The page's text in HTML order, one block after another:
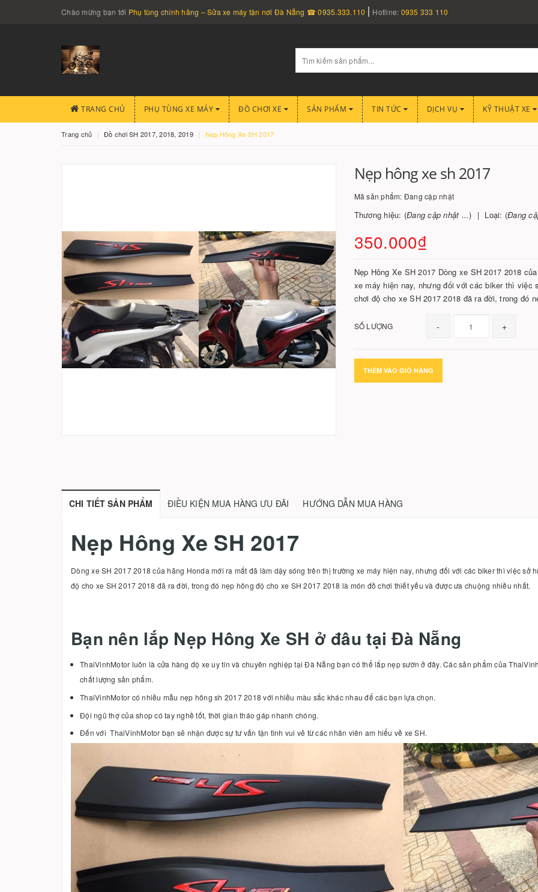
Chào mừng bạn tới Phụ tùng chính hãng – Sửa xe máy tận nơi Đà Nẵng ☎ 0935.333.110 Hotline: 0935 333 110
TRANG CHỦ PHỤ TÙNG XE MÁY ĐỒ CHƠI XE SẢN PHẨM TIN TỨC DỊCH VỤ KỸ THUẬT XE
Trang chủ Đồ chơi SH 2017, 2018, 2019 Nẹp Hông Xe SH 2017
Nẹp hông xe sh 2017
Mã sản phẩm: Đang cập nhật
Thương hiệu: (Đang cập nhật ...) Loại: (Đang
350.000₫
Nẹp Hông Xe SH 2017 Dòng xe SH 2017 2018
xe máy hiện nay, nhưng đối với các biker thì
chơi độ cho xe SH 2017 2018 đã ra đời, trong đó
SỐ LƯỢNG - +
THÊM VÀO GIỎ HÀNG
CHI TIẾT SẢN PHẨM ĐIỀU KIỆN MUA HÀNG ƯU ĐÃI HƯỚNG DẪN MUA HÀNG
Nẹp Hông Xe SH 2017
Dòng xe SH 2017 2018 của hãng Honda mới ra mắt đã làm dậy sóng trên thị trường xe máy hiện nay, nhưng đối với các biker thì việc sở
độ cho xe SH 2017 2018 đã ra đời, trong đó nẹp hông độ cho xe SH 2017 2018 là món đồ chơi thiết yếu và được ưa chuộng nhiều nhất.
Bạn nên lắp Nẹp Hông Xe SH ở đâu tại Đà Nẵng
ThaiVinhMotor luôn là cửa hàng độ xe uy tín và chuyên nghiệp tại Đà Nẵng bạn có thể lắp nẹp sườn ở đây. Các sản phẩm của
chất lượng sản phẩm.
ThaiVinhMotor có nhiều mẫu nẹp hông sh 2017 2018 với nhiều màu sắc khác nhau để các bạn lựa chọn.
Đội ngũ thợ của shop có tay nghề tốt, thời gian tháo gáp nhanh chóng.
Đến với ThaiVinhMotor bạn sẽ nhận được sự tư vấn tận tình vui vẻ từ các nhân viên am hiểu về xe SH.